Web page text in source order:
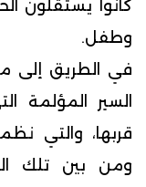
كانوا يستقلون
وطفل.
في الطريق إلى
السير المؤلمة
قربها، والتي
ومن بين تلك